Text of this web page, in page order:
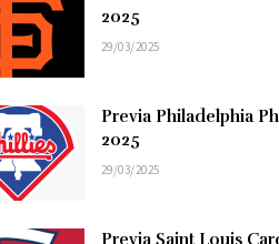
2025
29/03/2025
Previa Philadelphia
2025
29/03/2025
Previa Saint Louis